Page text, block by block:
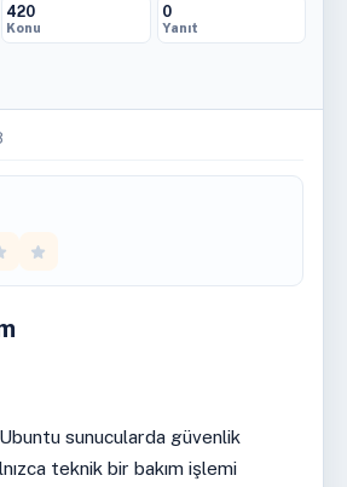
420
Konu
0
Yanıt
sunucularda güvenlik
teknik bir bakım işlemi